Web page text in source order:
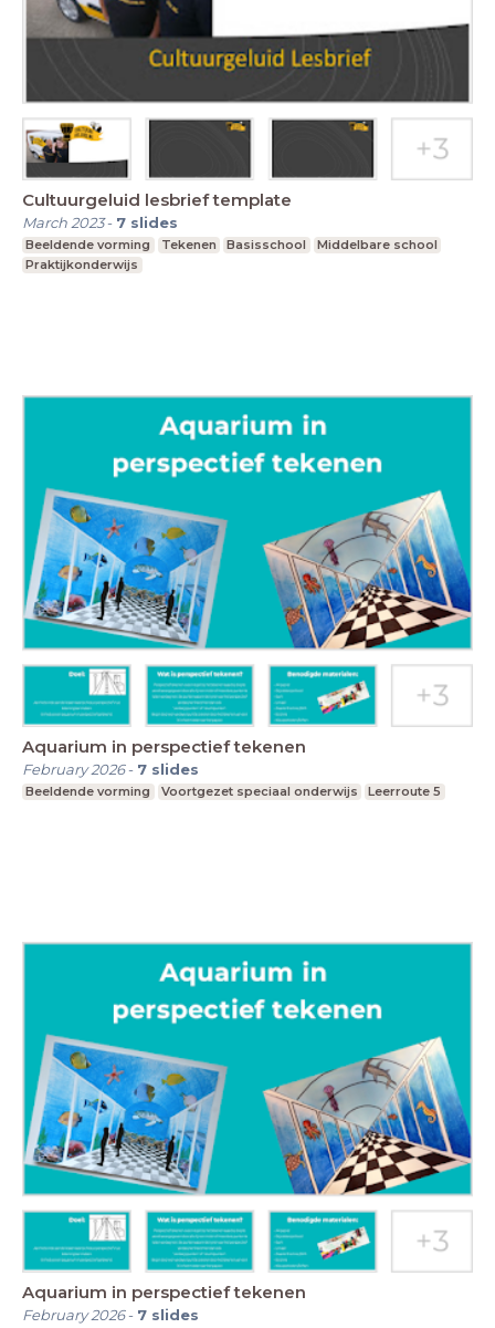
Cultuurgeluid lesbrief template
March 2023- 7 slides
Beeldende vorming Tekenen Basisschool
Middelbare school
Praktijkonderwijs
Aquarium in perspectief tekenen
February 2026- 7 slides
Beeldende vorming Voortgezet speciaal onderwijs Leerroute 5
Aquarium in perspectief tekenen
February 2026- 7 slides